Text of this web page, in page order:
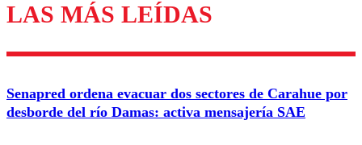
Los comentarios son moderados para garantizar un
diálogo respetuoso.
Correo
LAS MÁS LEÍDAS
Senapred ordena evacuar dos sectores de Carahue por
desborde del río Damas: activa mensajería SAE